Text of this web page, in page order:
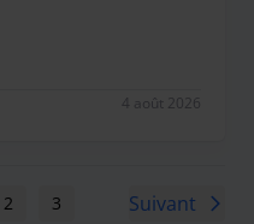
4 août 2026
2 3 5
Suivant